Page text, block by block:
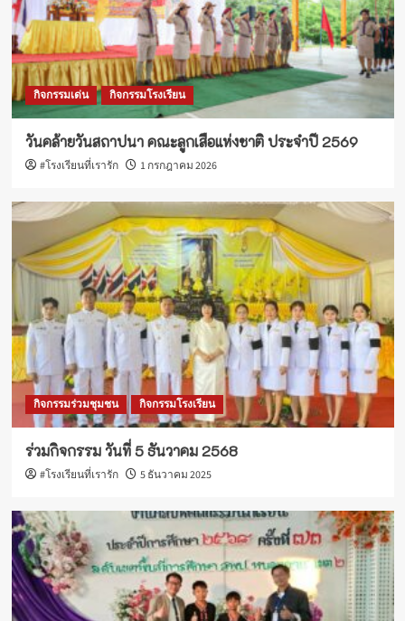
กิจกรรมเด่น กิจกรรมโรงเรียน
วันคล้ายวันสถาปนา คณะลูกเสือแห่งชาติ ประจำปี 2569
#โรงเรียนที่เรารัก 1 กรกฎาคม 2026
กิจกรรมร่วมชุมชน กิจกรรมโรงเรียน
ร่วมกิจกรรม วันที่ 5 ธันวาคม 2568
#โรงเรียนที่เรารัก 5 ธันวาคม 2025